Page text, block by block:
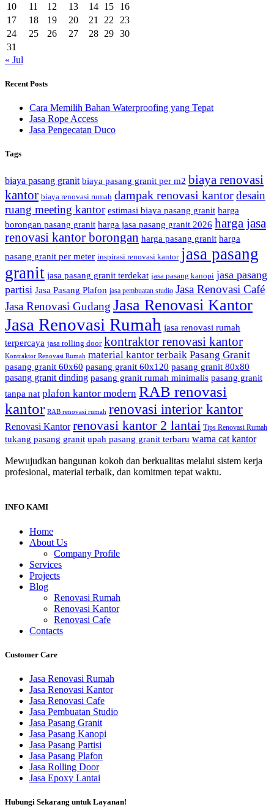
10
11 12 13 14 15
16
17
18 19 20 21 22
23
24
25 26 27 28 29 30
31
« Jul
Recent Posts
Cara Memilih Bahan Waterproofing yang Tepat
Jasa Rope Access
Jasa Pengecatan Duco
Tags
biaya pasang granit biaya pasang granit per m2 biaya renovasi
kantor biaya renovasi rumah dampak renovasi kantordesain
ruang meeting kantor estimasi biaya pasang granit harga
borongan pasang granit harga jasa pasang granit 2026 harga jasa
renovasi kantor borongan harga pasang granit harga
pasang granit per meter inspirasi renovasi kantor jasa pasang
granit jasa pasang granit terdekat jasa pasang kanopi jasa pasang
partisi Jasa Pasang Plafon jasa pembuatan studio Jasa Renovasi Café
Jasa Renovasi Gudang Jasa Renovasi Kantor
Jasa Renovasi Rumah jasa renovasi rumah
terpercaya jasa rolling door kontraktor renovasi kantor
Kontraktor Renovasi Rumah material kantor terbaik Pasang Granit
pasang granit 60x60 pasang granit 60x120 pasang granit 80x80
pasang granit dinding pasang granit rumah minimalis pasang granit
tanpa nat plafon kantor modern RAB renovasi
kantor RAB renovasi rumah renovasi interior kantor
Renovasi Kantor renovasi kantor 2 lantai Tips Renovasi Rumah
tukang pasang granit upah pasang granit terbaru warna cat kantor
Mewujudkan bangunan kokoh dan berkualitas melalui sistem kerja
profesional, material terbaik, dan komitmen tepat waktu.
INFO KAMI
Home
About Us
Company Profile
Services
Projects
Blog
Renovasi Rumah
Renovasi Kantor
Renovasi Cafe
Contacts
Customer Care
Jasa Renovasi Rumah
Jasa Renovasi Kantor
Jasa Renovasi Cafe
Jasa Pembuatan Studio
Jasa Pasang Granit
Jasa Pasang Kanopi
Jasa Pasang Partisi
Jasa Pasang Plafon
Jasa Rolling Door
Jasa Epoxy Lantai
Hubungi Sekarang untuk Layanan!